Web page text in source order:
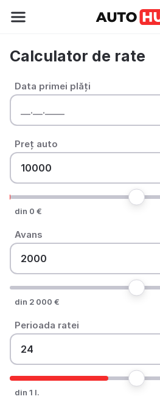
Calculator de rate
Data primei plăți
Preț auto
din 0 €
Avans
din 2 000 €
Perioada ratei
din 1 l.